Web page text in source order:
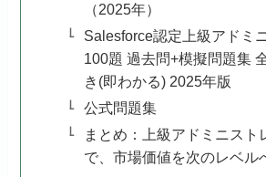
（2025年）
Salesforce認定上級アドミ
100題 過去問+模擬問題集
き(即わかる) 2025年版
公式問題集
まとめ：上級アドミニスト
で、市場価値を次のレベル